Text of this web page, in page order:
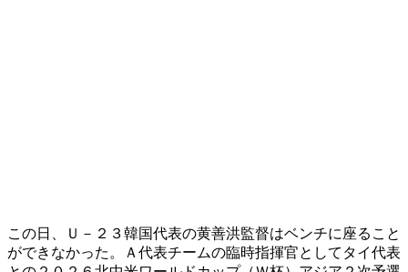
この日、Ｕ－２３韓国代表の黄善洪監督はベンチに座ること
ができなかった。Ａ代表チームの臨時指揮官としてタイ代表